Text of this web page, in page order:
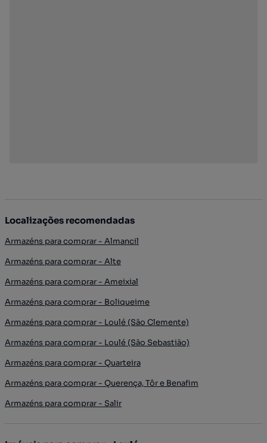
Localizações recomendadas
Armazéns para comprar - Almancil
Armazéns para comprar - Alte
Armazéns para comprar - Ameixial
Armazéns para comprar - Boliqueime
Armazéns para comprar - Loulé (São Clemente)
Armazéns para comprar - Loulé (São Sebastião)
Armazéns para comprar - Quarteira
Armazéns para comprar - Querença, Tôr e Benafim
Armazéns para comprar - Salir